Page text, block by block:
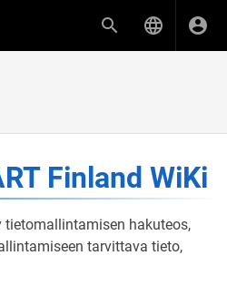
Finland WiKi
tietomallintamisen hakuteos,
tarvittava tieto,